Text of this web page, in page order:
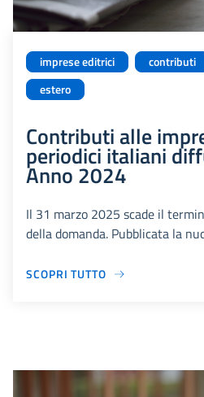
imprese editrici
contributi
estero
Contributi alle
periodici italiani
Anno 2024
Il 31 marzo 2025 scade il
della domanda. Pubblicata la
SCOPRI TUTTO